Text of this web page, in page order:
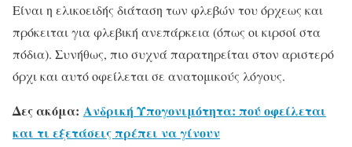
Είναι η ελικοειδής διάταση των φλεβών του όρχεως και
πρόκειται για φλεβική ανεπάρκεια (όπως οι κιρσοί στα
πόδια). Συνήθως, πιο συχνά παρατηρείται στον αριστερό
όρχι και αυτό οφείλεται σε ανατομικούς λόγους.
Δες ακόμα: Ανδρική Υπογονιμότητα: πού οφείλεται
και τι εξετάσεις πρέπει να γίνουν